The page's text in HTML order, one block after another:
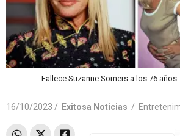
Fallece Suzanne Somers a los 76 años.
16/10/2023 / Exitosa Noticias /